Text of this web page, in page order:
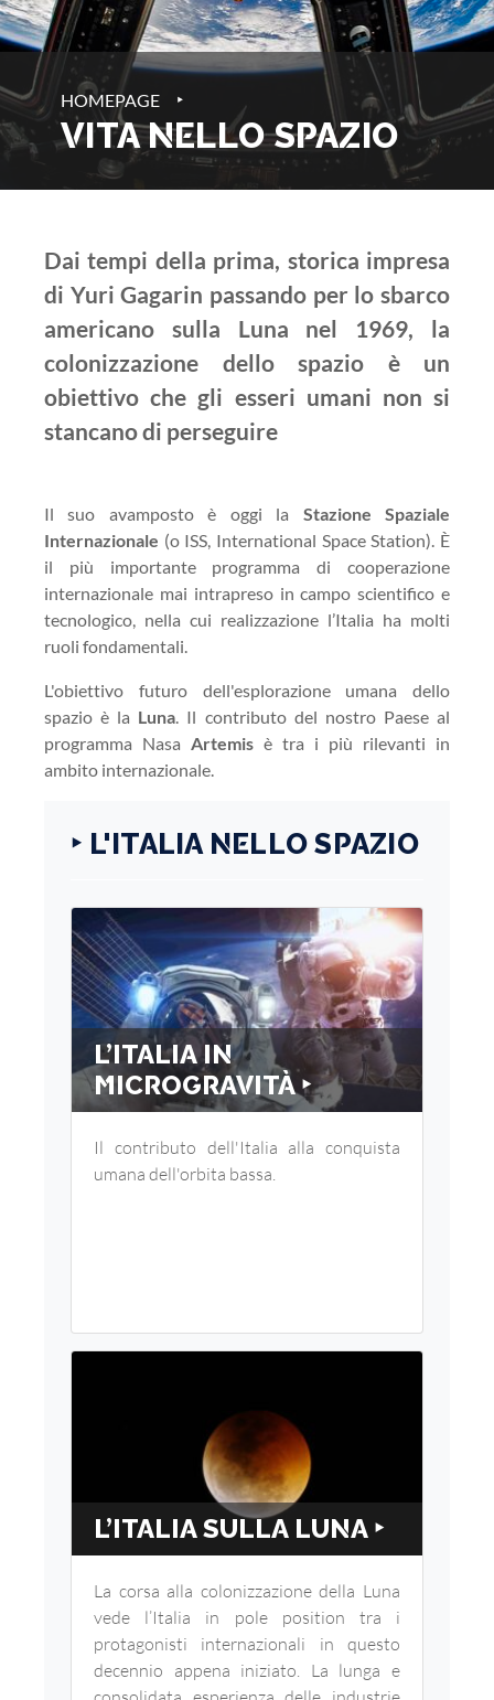
HOMEPAGE ‣
VITA NELLO SPAZIO
Dai tempi della prima, storica impresa
di Yuri Gagarin passando per lo sbarco
americano sulla Luna nel 1969, la
colonizzazione dello spazio è un
obiettivo che gli esseri umani non si
stancano di perseguire
Il suo avamposto è oggi la Stazione Spaziale
Internazionale (o ISS, International Space Station). È
il più importante programma di cooperazione
internazionale mai intrapreso in campo scientifico e
tecnologico, nella cui realizzazione l’Italia ha molti
ruoli fondamentali.
L'obiettivo futuro dell'esplorazione umana dello
spazio è la Luna. Il contributo del nostro Paese al
programma Nasa Artemis è tra i più rilevanti in
ambito internazionale.
‣ L'ITALIA NELLO SPAZIO
L’ITALIA IN
MICROGRAVITÀ ‣
Il contributo dell'Italia alla conquista
umana dell'orbita bassa.
L’ITALIA SULLA LUNA ‣
La corsa alla colonizzazione della Luna
vede l’Italia in pole position tra i
protagonisti internazionali in questo
decennio appena iniziato. La lunga e